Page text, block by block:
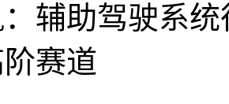
辅助驾驶系
赛道